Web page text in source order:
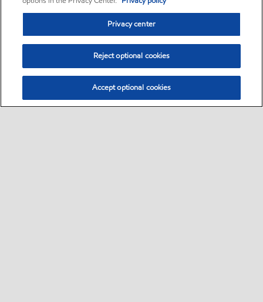
Privacy center
Reject optional cookies
Accept optional cookies